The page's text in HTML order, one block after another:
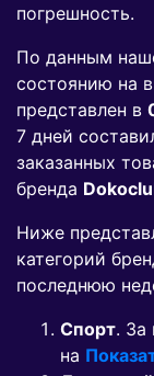
погрешность.
По данным
состоянию на
представлен в
7 дней
заказанных
бренда
Ниже
категорий
последнюю
Спорт. За
на